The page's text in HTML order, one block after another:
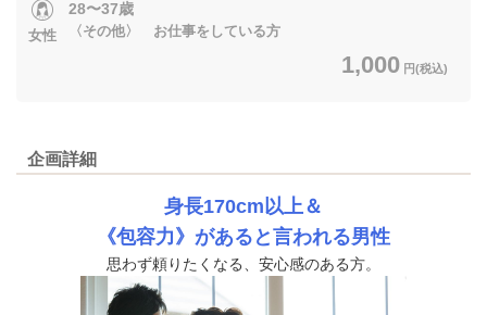
女性
28〜37歳
〈その他〉 お仕事をしている方
1,000 円(税込)
企画詳細
身長170cm以上＆
《包容力》があると言われる男性
思わず頼りたくなる、安心感のある方。